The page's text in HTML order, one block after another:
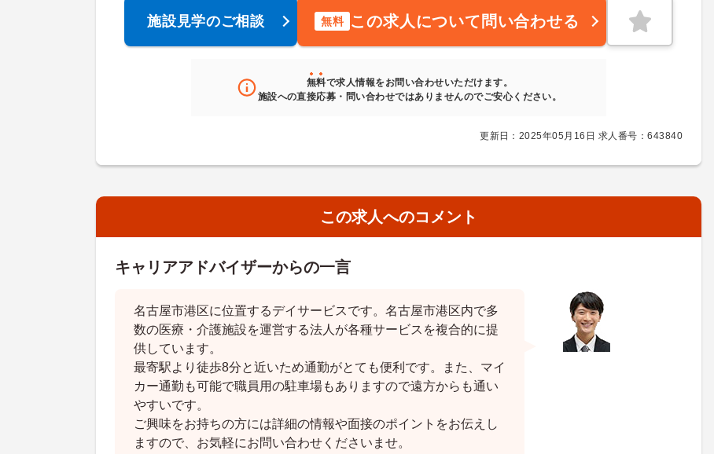
施設見学のご相談 無料 この求人について問い合わせる
無料で求人情報をお問い合わせいただけます。
施設への直接応募・問い合わせではありませんのでご安心ください。
更新日：2025年05月16日 求人番号：643840
この求人へのコメント
キャリアアドバイザーからの一言
名古屋市港区に位置するデイサービスです。名古屋市港区内で多
数の医療・介護施設を運営する法人が各種サービスを複合的に提
供しています。
最寄駅より徒歩8分と近いため通勤がとても便利です。また、マイ
カー通勤も可能で職員用の駐車場もありますので遠方からも通い
やすいです。
ご興味をお持ちの方には詳細の情報や面接のポイントをお伝えし
ますので、お気軽にお問い合わせくださいませ。